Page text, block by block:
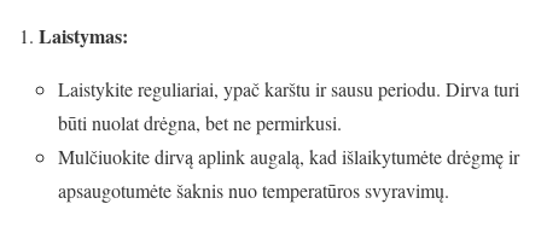
Laistymas:
Laistykite reguliariai, ypač karštu ir sausu periodu. Dirva turi
būti nuolat drėgna, bet ne permirkusi.
Mulčiuokite dirvą aplink augalą, kad išlaikytumėte drėgmę ir
apsaugotumėte šaknis nuo temperatūros svyravimų.